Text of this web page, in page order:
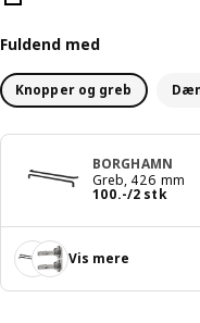
Fuldend med
Knopper og greb
BORGHAMN
Greb, 426 mm
100.-/2 stk
Pris 100.-/2 stk
Vis mere